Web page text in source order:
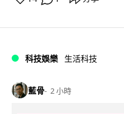
科技娛樂 生活科技
藍骨 2 小時